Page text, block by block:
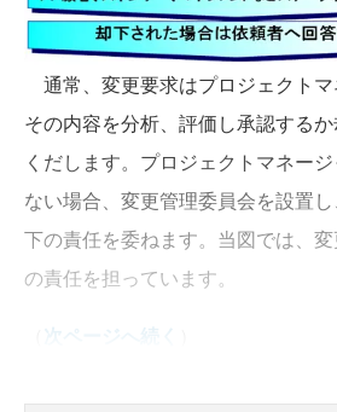
通常、変更要求はプロジェクトマ
その内容を分析、評価し承認する
くだします。プロジェクトマネー
ない場合、変更管理委員会を設置
下の責任を委ねます。当図では、
の責任を担っています。
次ページへ続く